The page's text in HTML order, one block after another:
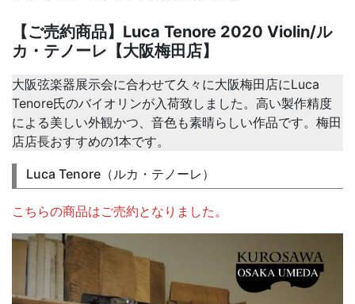
【ご売約商品】Luca Tenore 2020 Violin/ル
カ・テノーレ【大阪梅田店】
大阪弦楽器展示会に合わせて久々に大阪梅田店にLuca
Tenore氏のバイオリンが入荷致しました。高い製作精度
による美しい外観かつ、音色も素晴らしい作品です。梅田
店店長おすすめの1本です。
Luca Tenore（ルカ・テノーレ）
こちらの商品はご売約となりました。